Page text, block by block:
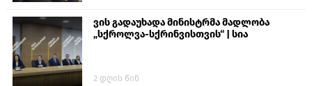
ვის გადაუხადა მინისტრმა მადლობა
„სქროლვა-სქრინვისთვის“ | სია
2 დღის წინ